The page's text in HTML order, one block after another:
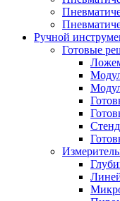
Ручной
Готовые